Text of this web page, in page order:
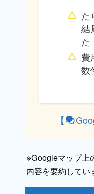
た
結
た
費
数
【
※Googleマップ上
内容を要約してい